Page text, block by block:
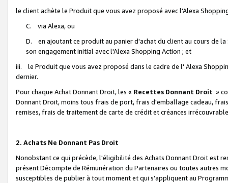
le client achète le Produit que vous avez proposé avec l'Alexa
C. via Alexa, ou
D. en ajoutant ce produit au panier d'achat du client au cours de
son engagement initial avec l'Alexa Shopping Action ; et
iii. le Produit que vous avez proposé dans le cadre de l' Alexa
dernier.
Pour chaque Achat Donnant Droit, les « Recettes Donnant Droit »
Donnant Droit, moins tous frais de port, frais d'emballage cadeau,
remises, frais de traitement de carte de crédit et créances
2. Achats Ne Donnant Pas Droit
Nonobstant ce qui précède, l'éligibilité des Achats Donnant Droit est
présent Décompte de Rémunération du Partenaires ou toutes autres
susceptibles de publier à tout moment et qui s'appliquent au